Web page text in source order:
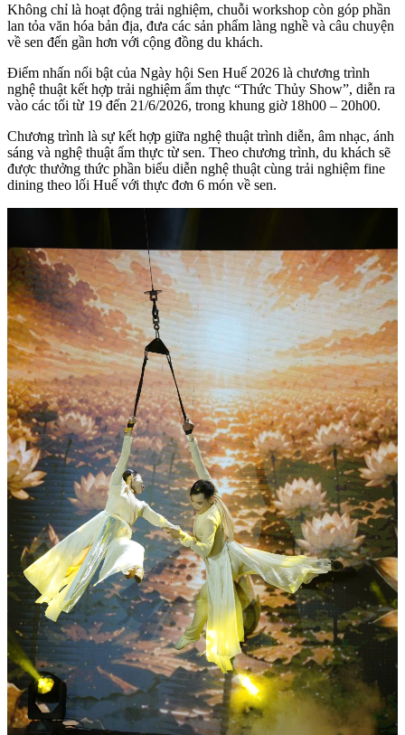
Không chỉ là hoạt động trải nghiệm, chuỗi workshop còn góp phần
lan tỏa văn hóa bản địa, đưa các sản phẩm làng nghề và câu chuyện
về sen đến gần hơn với cộng đồng du khách.
Điểm nhấn nổi bật của Ngày hội Sen Huế 2026 là chương trình
nghệ thuật kết hợp trải nghiệm ẩm thực “Thức Thủy Show”, diễn ra
vào các tối từ 19 đến 21/6/2026, trong khung giờ 18h00 – 20h00.
Chương trình là sự kết hợp giữa nghệ thuật trình diễn, âm nhạc, ánh
sáng và nghệ thuật ẩm thực từ sen. Theo chương trình, du khách sẽ
được thưởng thức phần biểu diễn nghệ thuật cùng trải nghiệm fine
dining theo lối Huế với thực đơn 6 món về sen.